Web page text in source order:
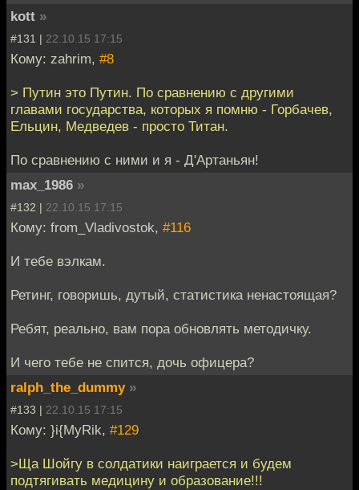
kott »
#131 | 22.10.15 17:15
Кому: zahrim, #8
> Путин это Путин. По сравнению с другими
главами государства, которых я помню - Горбачев,
Ельцин, Медведев - просто Титан.
По сравнению с ними и я - Д'Артаньян!
max_1986 »
#132 | 22.10.15 17:15
Кому: from_Vladivostok, #116
И тебе вэлкам.
Ретинг, говоришь, дутый, статистика ненастоящая?
Ребят, реально, вам пора обновлять методичку.
И чего тебе не спится, дочь офицера?
ralph_the_dummy »
#133 | 22.10.15 17:15
Кому: }i{MyRik, #129
>Ща Шойгу в солдатики наиграется и будем
подтягивать медицину и образование!!!